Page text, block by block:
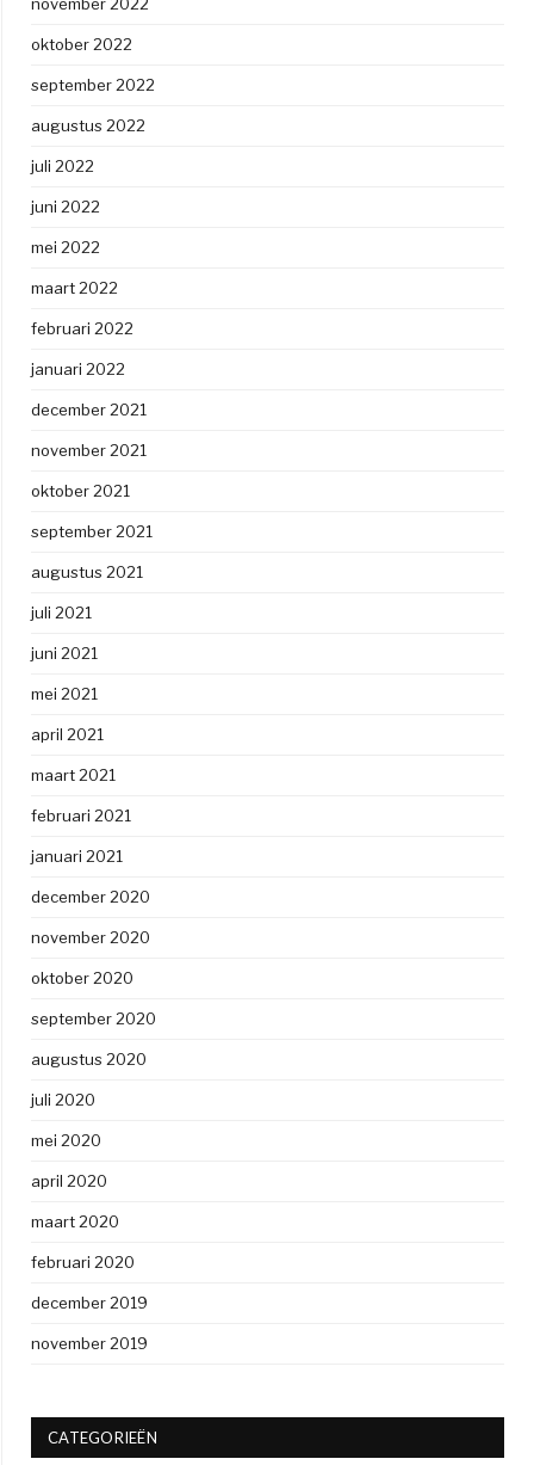
oktober 2022
september 2022
augustus 2022
juli 2022
juni 2022
mei 2022
maart 2022
februari 2022
januari 2022
december 2021
november 2021
oktober 2021
september 2021
augustus 2021
juli 2021
juni 2021
mei 2021
april 2021
maart 2021
februari 2021
januari 2021
december 2020
november 2020
oktober 2020
september 2020
augustus 2020
juli 2020
mei 2020
april 2020
maart 2020
februari 2020
december 2019
november 2019
CATEGORIEËN